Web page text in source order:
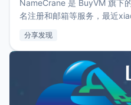
NameCrane 是 BuyVM 旗下
名注册和邮箱等服务，最近
又实惠的域名邮箱，不妨尝试
NameCraneNameCrane不支
分享发现